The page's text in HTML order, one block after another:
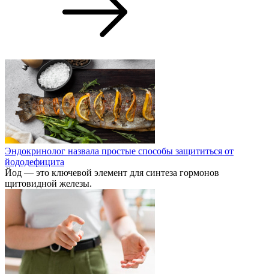
Эндокринолог назвала простые способы защититься от
йододефицита
Йод — это ключевой элемент для синтеза гормонов
щитовидной железы.